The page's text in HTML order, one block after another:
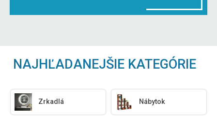
NAJHĽADANEJŠIE KATEGÓRIE
Zrkadlá Nábytok